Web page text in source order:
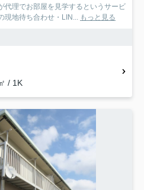
代理でお部屋を見学するというサービ
現地待ち合わせ・LIN... もっと見る
/ 1K